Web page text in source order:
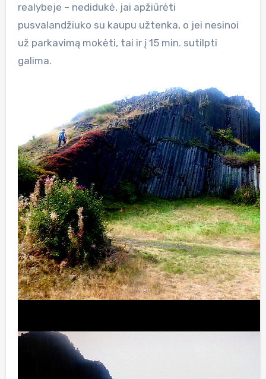
realybeje – nedidukė, jai apžiūrėti
pusvalandžiuko su kaupu užtenka, o jei nesinoi
už parkavimą mokėti, tai ir į 15 min. sutilpti
galima.